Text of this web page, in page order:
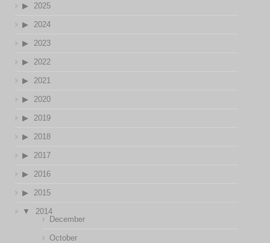
2025
2024
2023
2022
2021
2020
2019
2018
2017
2016
2015
2014
December
October